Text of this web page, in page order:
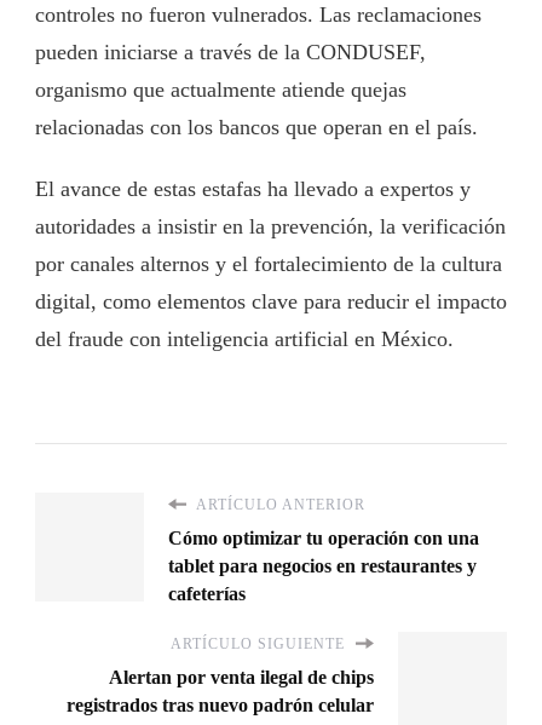
controles no fueron vulnerados. Las reclamaciones
pueden iniciarse a través de la CONDUSEF,
organismo que actualmente atiende quejas
relacionadas con los bancos que operan en el país.
El avance de estas estafas ha llevado a expertos y
autoridades a insistir en la prevención, la verificación
por canales alternos y el fortalecimiento de la cultura
digital, como elementos clave para reducir el impacto
del fraude con inteligencia artificial en México.
ARTÍCULO ANTERIOR
Cómo optimizar tu operación con una
tablet para negocios en restaurantes y
cafeterías
ARTÍCULO SIGUIENTE
Alertan por venta ilegal de chips
registrados tras nuevo padrón celular